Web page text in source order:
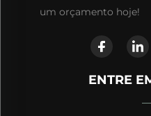
um orçamento hoje!
ENTRE